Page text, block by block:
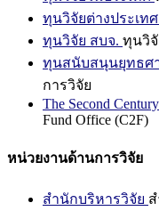
ทุนวิจัยต่างประเทศ
ทุนวิจัย สบจ. ทุนวิ
ทุนสนับสนุนยุทธศ
การวิจัย
The Second
Fund Office (C2F)
หน่วยงานด้านการวิจัย
สำนักบริหารวิจัย